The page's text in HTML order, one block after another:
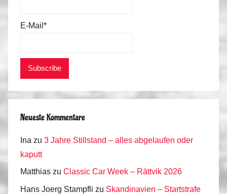
E-Mail*
Neueste Kommentare
Ina zu 3 Jahre Stillstand – alles abgelaufen oder
kaputt
Matthias zu Classic Car Week – Rättvik 2026
Hans Joerg Stampfli zu Skandinavien – Startstrafe